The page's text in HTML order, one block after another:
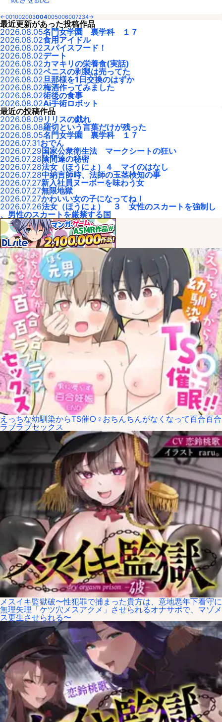
←001002003004005006007234→
最近更新があった投稿作品
2026.08.05名門女学園 裏学科 １７
2026.08.02食用アイドル
2026.08.02スパイスフード！
2026.08.02デート
2026.08.02カマキリの栄養食(実話)
2026.08.02ペニスの剥製は売ってた
2026.08.02旦那様を1日交換のはずか
2026.08.02梅酒作ってみました
2026.08.02術後の食事
2026.08.02Ai手術ロボット
最近の投稿作品
2026.08.09 リリスの戯れ
2026.08.08羅切という言葉だけが残った
2026.08.05名門女学園 裏学科 １７
2026.07.31おでん
2026.07.29国家公衆衛生法 マークシートの狂い
2026.07.28陰間達の秘密
2026.07.28法女（ほうにょ）４ マイのはなし
2026.07.28中納言師時、法師の玉茎検知の事
2026.07.27新入社員ヌーボーを味わう女
2026.07.27無限地獄
2026.07.27かわいい女の子になってね！
2026.07.26法女（ほうにょ） ３ 女性のスカートを強制し
、男性のスカートを厳禁する国
えっちな幼馴染からTS催○♀おちんちんがなくなって百合百合
ラブラブセックス
メスイキ監獄破〜性犯罪で捕まった貴方は、意地悪年下看守に
無理矢理「ケツ穴メスアクメ」させられるオナサポで、マゾメ
ス更生させられる〜